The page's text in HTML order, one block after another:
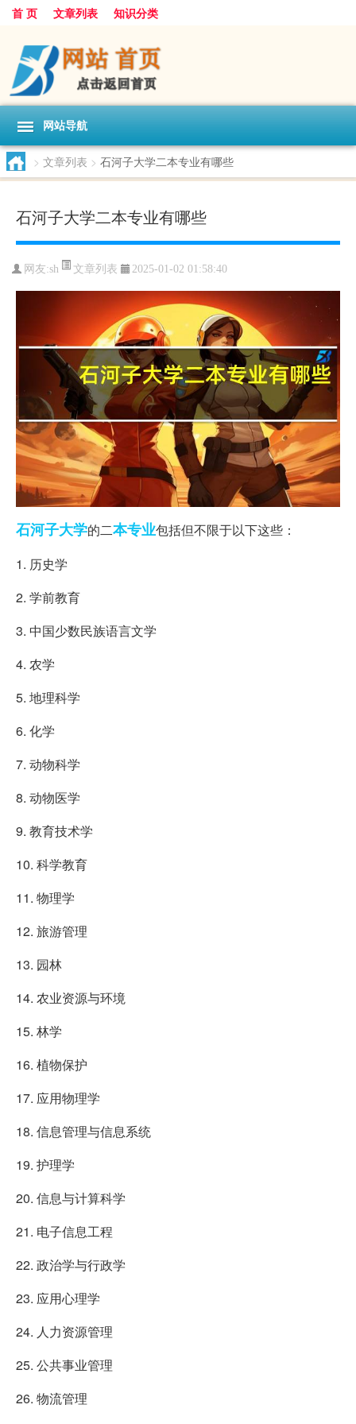
首 页 文章列表 知识分类
网站导航
> 文章列表 > 石河子大学二本专业有哪些
石河子大学二本专业有哪些
网友:sh 文章列表 2025-01-02 01:58:40
石河子大学的二本专业包括但不限于以下这些：
1. 历史学
2. 学前教育
3. 中国少数民族语言文学
4. 农学
5. 地理科学
6. 化学
7. 动物科学
8. 动物医学
9. 教育技术学
10. 科学教育
11. 物理学
12. 旅游管理
13. 园林
14. 农业资源与环境
15. 林学
16. 植物保护
17. 应用物理学
18. 信息管理与信息系统
19. 护理学
20. 信息与计算科学
21. 电子信息工程
22. 政治学与行政学
23. 应用心理学
24. 人力资源管理
25. 公共事业管理
26. 物流管理